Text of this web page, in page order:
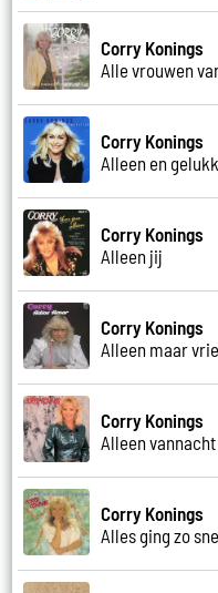
Corry Konings
Alle vrouwen
Corry Konings
Alleen en
Corry Konings
Alleen jij
Corry Konings
Alleen maar
Corry Konings
Alleen vannacht
Corry Konings
Alles ging zo